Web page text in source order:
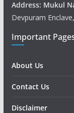
Address: Mukul
Devpuram
Important
About Us
Contact Us
Disclaimer